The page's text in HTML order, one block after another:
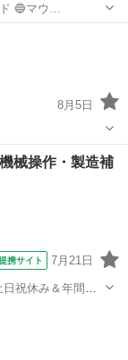
🔵キーボード 🔵マウ…
8月5日
械操作・製造補
携サイト 7月21日
祝休み＆年間休